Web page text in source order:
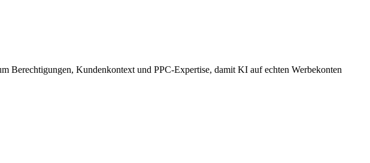
Berechtigungen, Kundenkontext und PPC-Expertise, damit KI auf echten Werbekonten